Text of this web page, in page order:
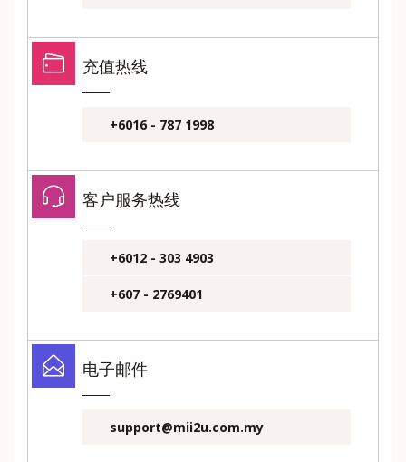
充值热线
+6016 - 787 1998
客户服务热线
+6012 - 303 4903
+607 - 2769401
电子邮件
support@mii2u.com.my